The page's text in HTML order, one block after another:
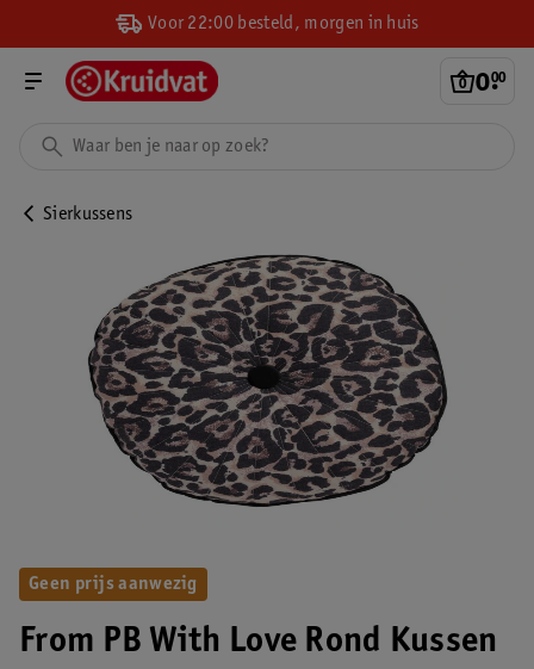
Voor 22:00 besteld, morgen in huis
0.
00
Sierkussens
From PB With Love Rond Kussen
Geen prijs aanwezig